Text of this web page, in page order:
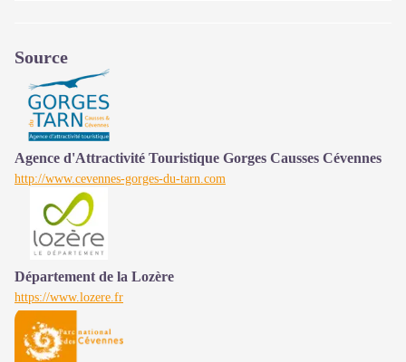
Source
Agence d'Attractivité Touristique Gorges Causses Cévennes
http://www.cevennes-gorges-du-tarn.com
Département de la Lozère
https://www.lozere.fr